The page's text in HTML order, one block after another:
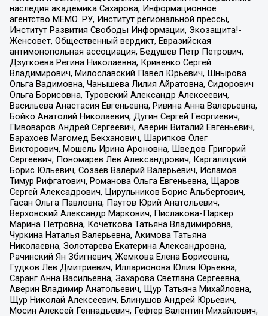
наследия академика Сахарова, Информационное
агентство МЕМО. РУ, Институт региональной прессы,
Институт Развития Свободы Информации, Экозащита!-
Женсовет, Общественный вердикт, Евразийская
антимонопольная ассоциация, Бедушев Петр Петрович,
Дзугкоева Регина Николаевна, Кривенко Сергей
Владимирович, Милославский Павел Юрьевич, Шнырова
Ольга Вадимовна, Чанышева Лилия Айратовна, Сидорович
Ольга Борисовна, Туровский Александр Алексеевич,
Васильева Анастасия Евгеньевна, Ривина Анна Валерьевна,
Бойко Анатолий Николаевич, Дугин Сергей Георгиевич,
Пивоваров Андрей Сергеевич, Аверин Виталий Евгеньевич,
Барахоев Магомед Бекханович, Шарипков Олег
Викторович, Мошель Ирина Ароновна, Шведов Григорий
Сергеевич, Пономарев Лев Александрович, Каргалицкий
Борис Юльевич, Созаев Валерий Валерьевич, Исламов
Тимур Рифгатович, Романова Ольга Евгеньевна, Щаров
Сергей Алексадрович, Цирульников Борис Альбертович,
Гасан Ольга Павловна, Паутов Юрий Анатольевич,
Верховский Александр Маркович, Пислакова-Паркер
Марина Петровна, Кочеткова Татьяна Владимировна,
Чуркина Наталья Валерьевна, Акимова Татьяна
Николаевна, Золотарева Екатерина Александровна,
Рачинский Ян Збигневич, Жемкова Елена Борисовна,
Гудков Лев Дмитриевич, Илларионова Юлия Юрьевна,
Саранг Анна Васильевна, Захарова Светлана Сергеевна,
Аверин Владимир Анатольевич, Щур Татьяна Михайловна,
Щур Николай Алексеевич, Блинушов Андрей Юрьевич,
Мосин Алексей Геннадьевич, Гефтер Валентин Михайлович,